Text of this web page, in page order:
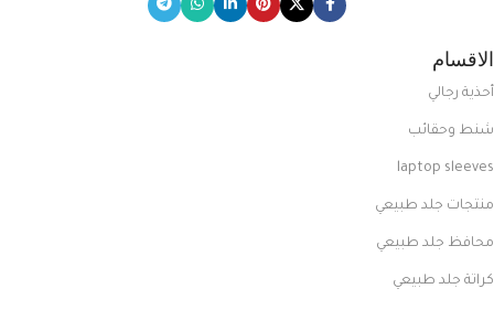
الاقسام
أحذية رجالي
شنط وحقائب
laptop sleeves
منتجات جلد طبيعي
محافظ جلد طبيعي
كراتة جلد طبيعي